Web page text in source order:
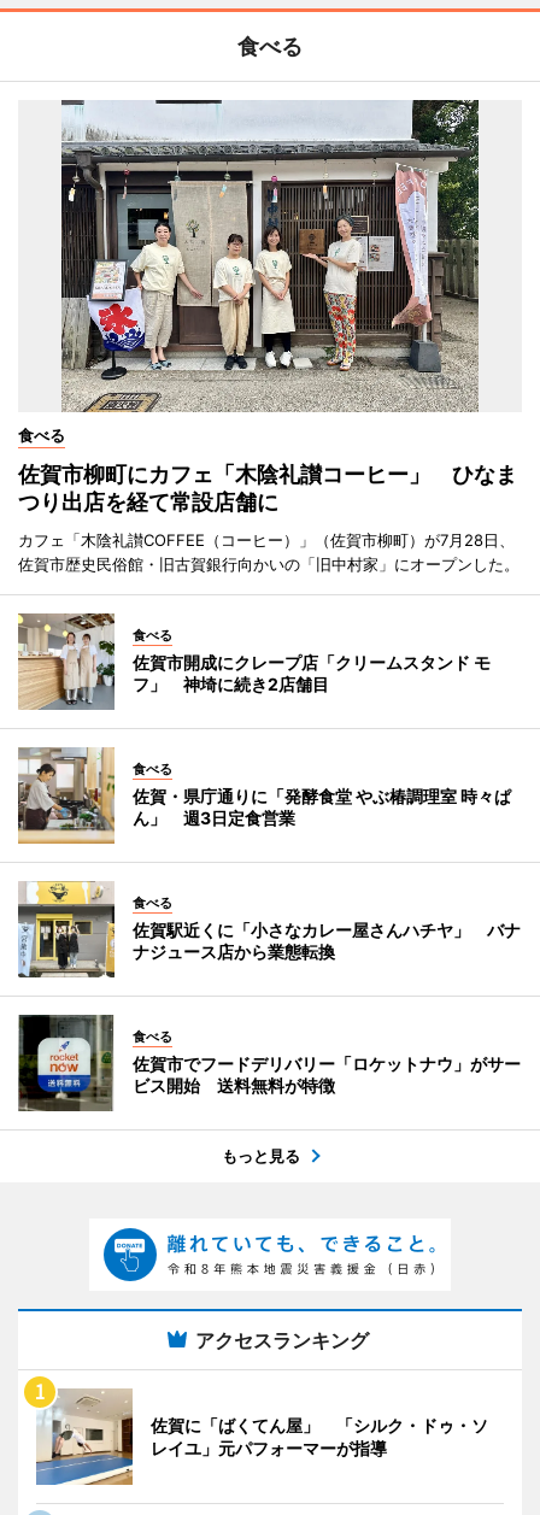
食べる
食べる
佐賀市柳町にカフェ「木陰礼讃コーヒー」 ひなま
つり出店を経て常設店舗に
カフェ「木陰礼讃COFFEE（コーヒー）」（佐賀市柳町）が7月28日、
佐賀市歴史民俗館・旧古賀銀行向かいの「旧中村家」にオープンした。
食べる
佐賀市開成にクレープ店「クリームスタンド モ
フ」 神埼に続き2店舗目
食べる
佐賀・県庁通りに「発酵食堂 やぶ椿調理室 時々ぱ
ん」 週3日定食営業
食べる
佐賀駅近くに「小さなカレー屋さんハチヤ」 バナ
ナジュース店から業態転換
食べる
佐賀市でフードデリバリー「ロケットナウ」がサー
ビス開始 送料無料が特徴
もっと見る
アクセスランキング
佐賀に「ばくてん屋」 「シルク・ドゥ・ソ
レイユ」元パフォーマーが指導